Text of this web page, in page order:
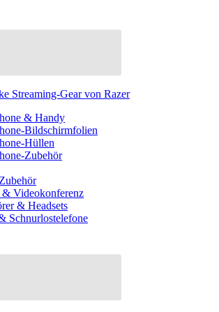
Streaming-Gear von Razer
& Handy
Bildschirmfolien
Hüllen
Zubehör
Videokonferenz
& Headsets
Schnurlostelefone